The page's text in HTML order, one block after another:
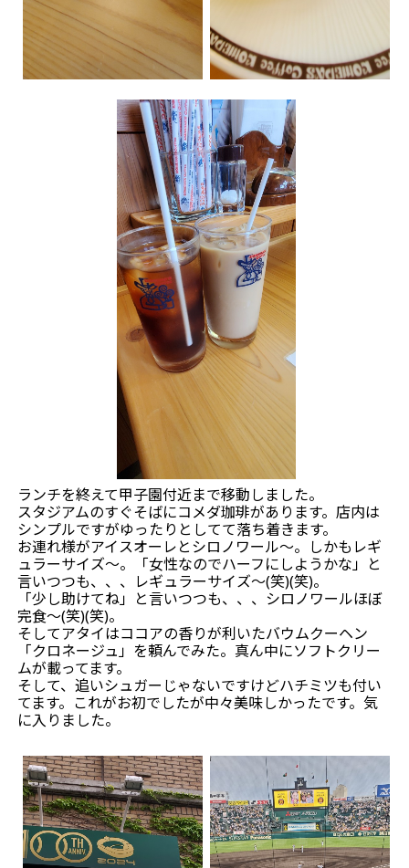
ランチを終えて甲子園付近まで移動しました。
スタジアムのすぐそばにコメダ珈琲があります。店内は
シンプルですがゆったりとしてて落ち着きます。
お連れ様がアイスオーレとシロノワール～。しかもレギ
ュラーサイズ～。「女性なのでハーフにしようかな」と
言いつつも、、、レギュラーサイズ～(笑)(笑)。
「少し助けてね」と言いつつも、、、シロノワールほぼ
完食～(笑)(笑)。
そしてアタイはココアの香りが利いたバウムクーヘン
「クロネージュ」を頼んでみた。真ん中にソフトクリー
ムが載ってます。
そして、追いシュガーじゃないですけどハチミツも付い
てます。これがお初でしたが中々美味しかったです。気
に入りました。